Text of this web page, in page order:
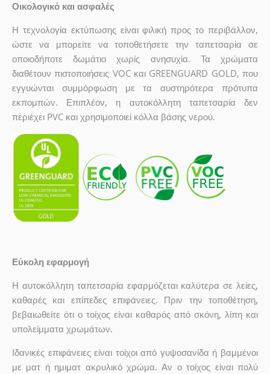
Οικολογικό και ασφαλές
Η τεχνολογία εκτύπωσης είναι φιλική προς το περιβάλλον,
ώστε να μπορείτε να τοποθετήσετε την ταπετσαρία σε
οποιοδήποτε δωμάτιο χωρίς ανησυχία. Τα χρώματα
διαθέτουν πιστοποιήσεις VOC και GREENGUARD GOLD, που
εγγυώνται συμμόρφωση με τα αυστηρότερα πρότυπα
εκπομπών. Επιπλέον, η αυτοκόλλητη ταπετσαρία δεν
περιέχει PVC και χρησιμοποιεί κόλλα βάσης νερού.
Εύκολη εφαρμογή
Η αυτοκόλλητη ταπετσαρία εφαρμόζεται καλύτερα σε λείες,
καθαρές και επίπεδες επιφάνειες. Πριν την τοποθέτηση,
βεβαιωθείτε ότι ο τοίχος είναι καθαρός από σκόνη, λίπη και
υπολείμματα χρωμάτων.
Ιδανικές επιφάνειες είναι τοίχοι από γυψοσανίδα ή βαμμένοι
με ματ ή ημιματ ακρυλικό χρώμα. Αν ο τοίχος είναι πολύ